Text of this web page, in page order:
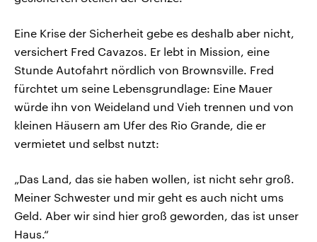
Eine Krise der Sicherheit gebe es deshalb aber nicht,
versichert Fred Cavazos. Er lebt in Mission, eine
Stunde Autofahrt nördlich von Brownsville. Fred
fürchtet um seine Lebensgrundlage: Eine Mauer
würde ihn von Weideland und Vieh trennen und von
kleinen Häusern am Ufer des Rio Grande, die er
vermietet und selbst nutzt:
„Das Land, das sie haben wollen, ist nicht sehr groß.
Meiner Schwester und mir geht es auch nicht ums
Geld. Aber wir sind hier groß geworden, das ist unser
Haus.“